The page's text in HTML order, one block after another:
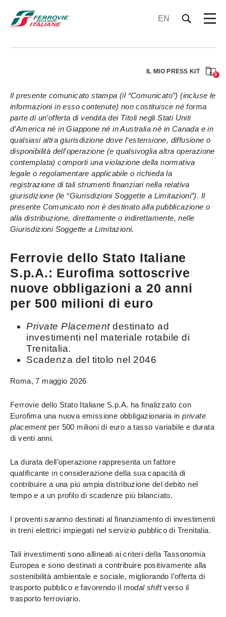
EN
IL MIO PRESS KIT 0
Il presente comunicato stampa (il “Comunicato”) (incluse le
informazioni in esso contenute) non costituisce né forma
parte di un’offerta di vendita dei Titoli negli Stati Uniti
d’America né in Giappone né in Australia né in Canada e in
qualsiasi altra giurisdizione dove l’estensione, diffusione o
disponibilità dell’operazione (e qualsivoglia altra operazione
contemplata) comporti una violazione della normativa
legale o regolamentare applicabile o richieda la
registrazione di tali strumenti finanziari nella relativa
giurisdizione (le “Giurisdizioni Soggette a Limitazioni”). Il
presente Comunicato non è destinato alla pubblicazione o
alla distribuzione, direttamente o indirettamente, nelle
Giurisdizioni Soggette a Limitazioni.
Ferrovie dello Stato Italiane
S.p.A.: Eurofima sottoscrive
nuove obbligazioni a 20 anni
per 500 milioni di euro
Private Placementdestinato ad
investimenti nel materiale rotabile di
Trenitalia.
Scadenza del titolo nel 2046
Roma, 7 maggio 2026
Ferrovie dello Stato Italiane S.p.A. ha finalizzato con
Eurofima una nuova emissione obbligazionaria inprivate
placementper 500 milioni di euro a tasso variabile e durata
di venti anni.
La durata dell’operazione rappresenta un fattore
qualificante in considerazione della sua capacità di
contribuire a una più ampia distribuzione del debito nel
tempo e a un profilo di scadenze più bilanciato.
I proventi saranno destinati al finanziamento di investimenti
in treni elettrici impiegati nel servizio pubblico di Trenitalia.
Tali investimenti sono allineati ai criteri della Tassonomia
Europea e sono destinati a contribuire positivamente alla
sostenibilità ambientale e sociale, migliorando l’offerta di
trasporto pubblico e favorendo il modal shiftverso il
trasporto ferroviario.